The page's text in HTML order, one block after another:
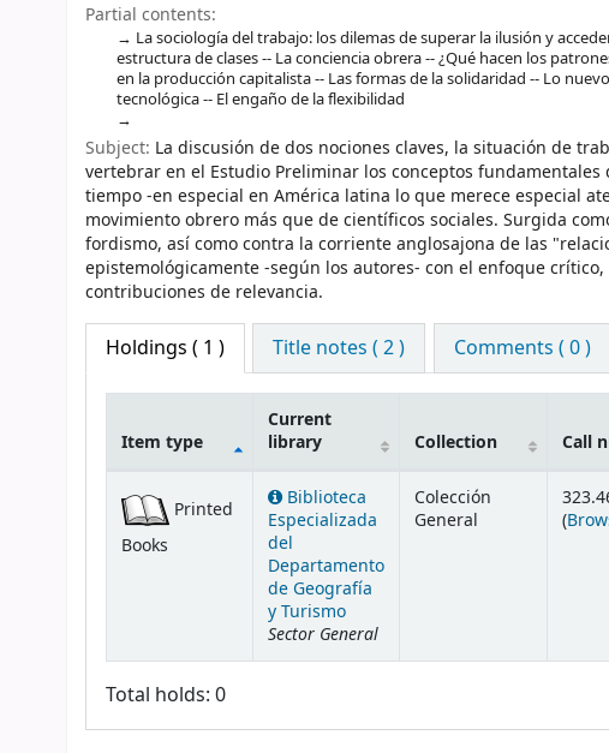
Partial contents:
La sociología del trabajo: los dilemas de superar la ilusión y
estructura de clases -- La conciencia obrera -- ¿Qué hacen los
en la producción capitalista -- Las formas de la solidaridad -- Lo
tecnológica -- El engaño de la flexibilidad
Subject: La discusión de dos nociones claves, la situación de
vertebrar en el Estudio Preliminar los conceptos
tiempo -en especial en América latina lo que merece especial
movimiento obrero más que de científicos sociales. Surgida
fordismo, así como contra la corriente anglosajona de las
epistemológicamente -según los autores- con el enfoque
contribuciones de relevancia.
Holdings ( 1 ) Title notes ( 2 ) Comments ( 0 )
Item type
Current
library
Collection Call
Printed
Books
Biblioteca
Especializada
del
Departamento
de Geografía
y Turismo
Sector General
Colección
General
(
Total holds: 0